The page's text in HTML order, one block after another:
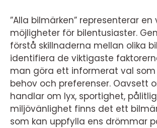
”Alla bilmärken” representerar
möjligheter för bilentusiaster.
förstå skillnaderna mellan olika
identifiera de viktigaste
man göra ett informerat val som
behov och preferenser. Oavsett
handlar om lyx, sportighet,
miljövänlighet finns det ett
som kan uppfylla ens drömmar